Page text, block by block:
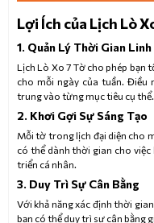
Lợi Ích của Lịch Lò
1. Quản Lý Thời Gian
Lịch Lò Xo 7 Tờ cho phép bạn
cho mỗi ngày của tuần. Điều
trung vào từng mục tiêu cụ thể.
2. Khơi Gợi Sự Sáng Tạo
Mỗi tờ trong lịch đại diện cho
có thể dành thời gian cho
triển cá nhân.
3. Duy Trì Sự Cân Bằng
Với khả năng xác định thời
bạn có thể duy trì sự cân bằng